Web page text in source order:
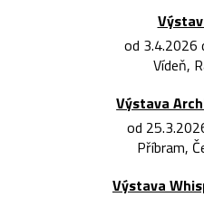
od 3.4.2026
Vídeň,
Výstava
od
Příbram,
Výstava